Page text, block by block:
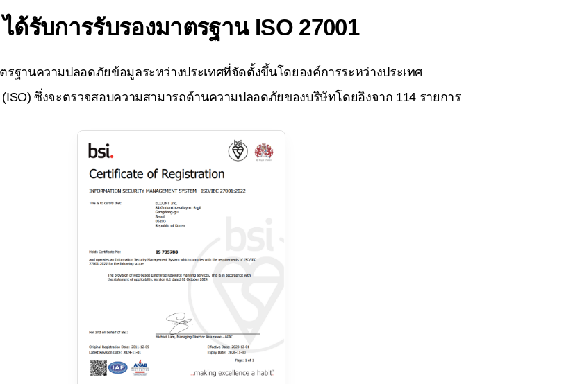
ได้รับการรับรองมาตรฐาน ISO 27001
ตรฐานความปลอดภัยข้อมูลระหว่างประเทศที่จัดตั้งขึ้นโดยองค์การระหว่างประเทศ
(ISO) ซึ่งจะตรวจสอบความสามารถด้านความปลอดภัยของบริษัทโดยอิงจาก 114 รายการ